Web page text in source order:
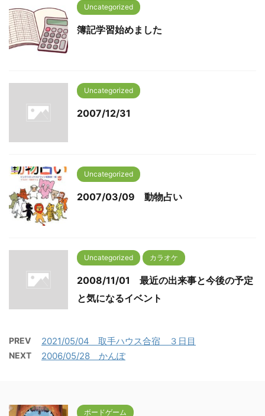
Uncategorized
簿記学習始めました
Uncategorized
2007/12/31
Uncategorized
2007/03/09 動物占い
Uncategorized カラオケ
2008/11/01 最近の出来事と今後の予定
と気になるイベント
PREV 2021/05/04 取手ハウス合宿 ３日目
NEXT 2006/05/28 かんぽ
ボードゲーム